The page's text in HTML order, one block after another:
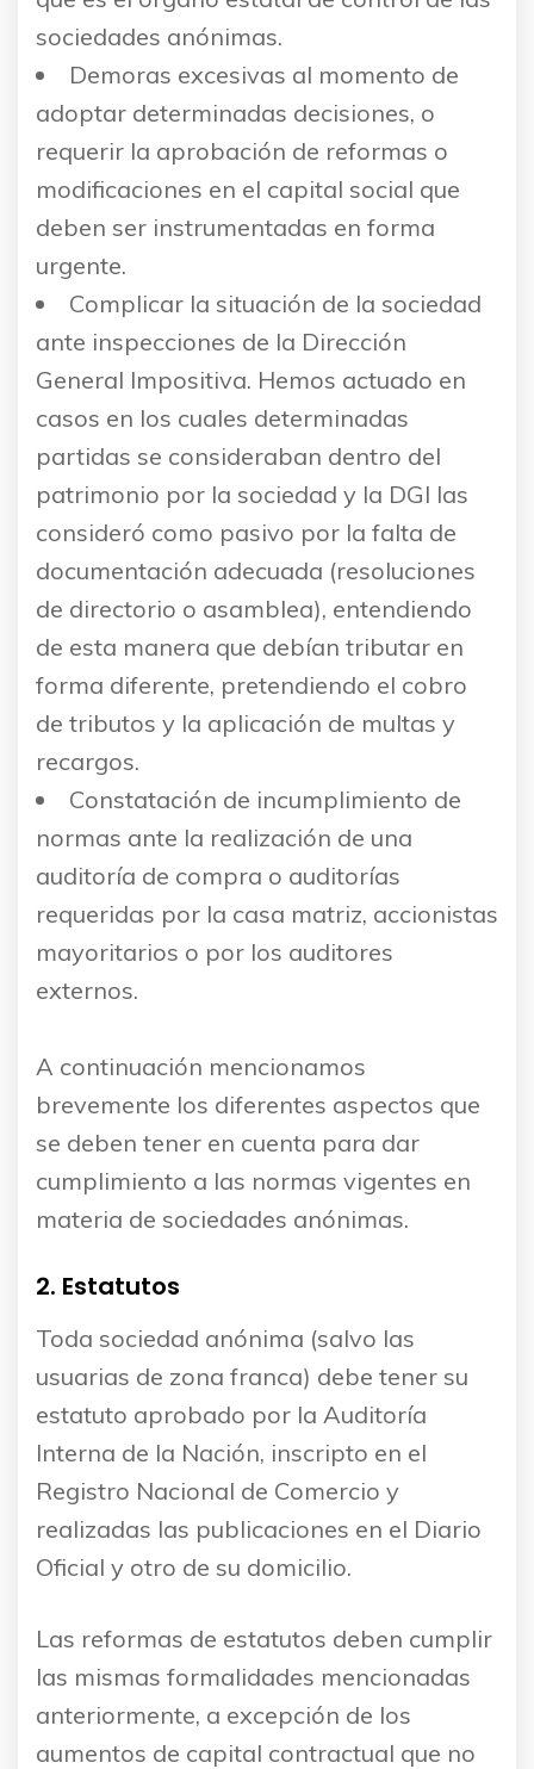
sociedades anónimas.
Demoras excesivas al momento de
adoptar determinadas decisiones, o
requerir la aprobación de reformas o
modificaciones en el capital social que
deben ser instrumentadas en forma
urgente.
Complicar la situación de la sociedad
ante inspecciones de la Dirección
General Impositiva. Hemos actuado en
casos en los cuales determinadas
partidas se consideraban dentro del
patrimonio por la sociedad y la DGI las
consideró como pasivo por la falta de
documentación adecuada (resoluciones
de directorio o asamblea), entendiendo
de esta manera que debían tributar en
forma diferente, pretendiendo el cobro
de tributos y la aplicación de multas y
recargos.
Constatación de incumplimiento de
normas ante la realización de una
auditoría de compra o auditorías
requeridas por la casa matriz, accionistas
mayoritarios o por los auditores
externos.
A continuación mencionamos
brevemente los diferentes aspectos que
se deben tener en cuenta para dar
cumplimiento a las normas vigentes en
materia de sociedades anónimas.
2. Estatutos
Toda sociedad anónima (salvo las
usuarias de zona franca) debe tener su
estatuto aprobado por la Auditoría
Interna de la Nación, inscripto en el
Registro Nacional de Comercio y
realizadas las publicaciones en el Diario
Oficial y otro de su domicilio.
Las reformas de estatutos deben cumplir
las mismas formalidades mencionadas
anteriormente, a excepción de los
aumentos de capital contractual que no